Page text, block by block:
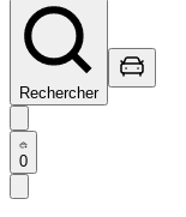
Rechercher
0